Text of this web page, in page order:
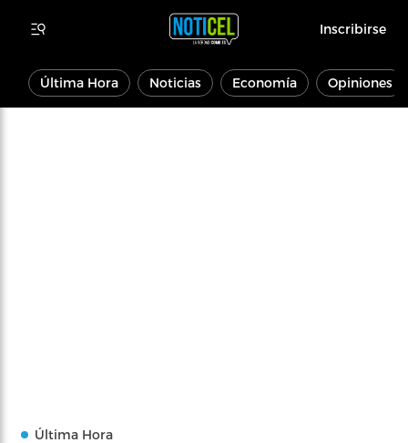
Inscribirse
Última Hora Noticias Economía Opiniones
Última Hora